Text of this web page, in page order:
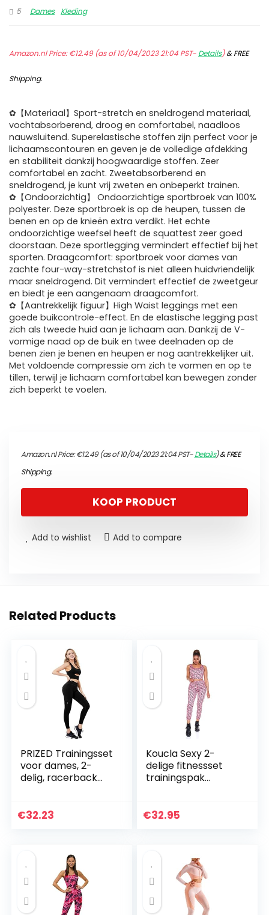
5
Dames Kleding
Amazon.nl Price:€12.49(as of 10/04/2023 21:04 PST- Details)&FREE
Shipping.
✿【Materiaal】Sport-stretch en sneldrogend materiaal,
vochtabsorberend, droog en comfortabel, naadloos
nauwsluitend. Superelastische stoffen zijn perfect voor je
lichaamscontouren en geven je de volledige afdekking
en stabiliteit dankzij hoogwaardige stoffen. Zeer
comfortabel en zacht. Zweetabsorberend en
sneldrogend, je kunt vrij zweten en onbeperkt trainen.
✿【Ondoorzichtig】 Ondoorzichtige sportbroek van 100%
polyester. Deze sportbroek is op de heupen, tussen de
benen en op de knieën extra verdikt. Het echte
ondoorzichtige weefsel heeft de squattest zeer goed
doorstaan. Deze sportlegging vermindert effectief bij het
sporten. Draagcomfort: sportbroek voor dames van
zachte four-way-stretchstof is niet alleen huidvriendelijk
maar sneldrogend. Dit vermindert effectief de zweetgeur
en biedt je een aangenaam draagcomfort.
✿【Aantrekkelijk figuur】High Waist leggings met een
goede buikcontrole-effect. En de elastische legging past
zich als tweede huid aan je lichaam aan. Dankzij de V-
vormige naad op de buik en twee deelnaden op de
benen zien je benen en heupen er nog aantrekkelijker uit.
Met voldoende compressie om zich te vormen en op te
tillen, terwijl je lichaam comfortabel kan bewegen zonder
zich beperkt te voelen.
Amazon.nl Price:€12.49(as of 10/04/2023 21:04 PST-Details)&FREE
Shipping.
KOOP PRODUCT
Add to wishlist Add to compare
Related Products
PRIZED Trainingsset
voor dames, 2-
delig, racerback
sportbeha en hoge
€32.23
Koucla Sexy 2-
delige fitnessset
trainingspak
€32.95